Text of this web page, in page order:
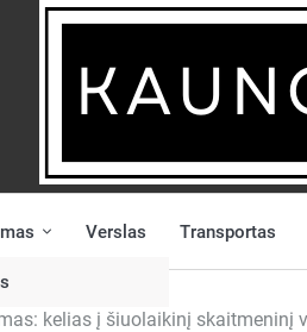
Verslas Transportas
kelias į šiuolaikinį skaitmeninį